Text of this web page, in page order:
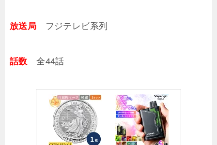
放送局 フジテレビ系列
話数 全44話